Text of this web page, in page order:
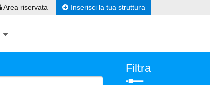
Area riservata Inserisci la tua struttura
Filtra